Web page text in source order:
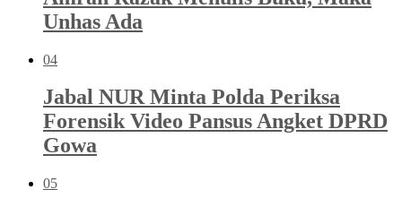
Unhas Ada
04
Jabal NUR Minta Polda Periksa
Forensik Video Pansus Angket DPRD
Gowa
05